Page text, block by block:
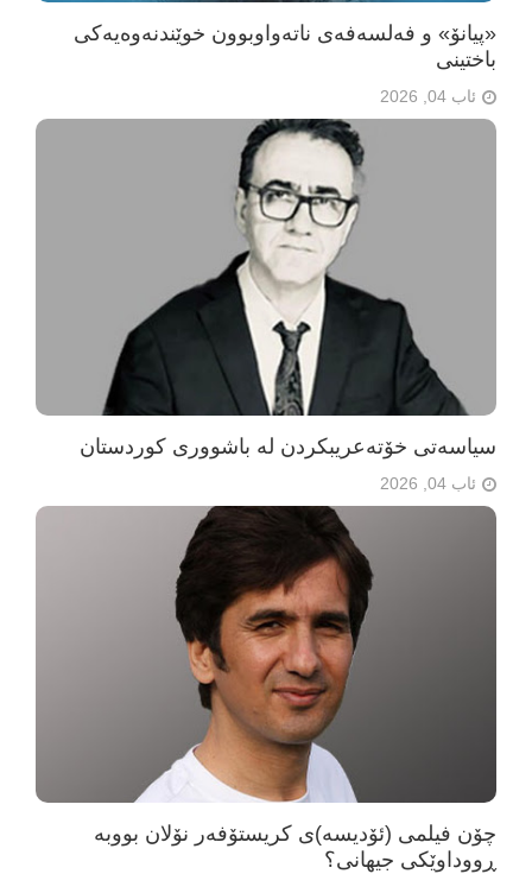
«پیانۆ» و فەلسەفەی ناتەواوبوون خوێندنەوەیەکی
باختینی
ئاب 04, 2026
سیاسەتی خۆتەعریبکردن لە باشووری کوردستان
ئاب 04, 2026
چۆن فیلمی (ئۆدیسە)ی کریستۆفەر نۆلان بووبە
ڕووداوێکی جیهانی؟